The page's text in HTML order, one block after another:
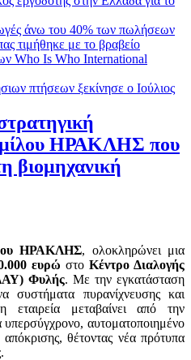
άνω του 40% των πωλήσεων
τιμήθηκε με το βραβείο
Who Is Who International
πτήσεων ξεκίνησε ο Ιούλιος
ΗΡΑΚΛΗΣ που
βιομηχανική
ΗΡΑΚΛΗΣ, ολοκληρώνει μια
ευρώ στο Κέντρο Διαλογής
Φυλής. Με την εγκατάσταση
συστήματα πυρανίχνευσης και
μεταβαίνει από την
αυτοματοποιημένο
θέτοντας νέα πρότυπα